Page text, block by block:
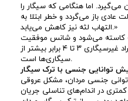
اما هنگامی که سیگار را
باز می‌گردد و خطر ابتلا به
التهاب لثه نیز کاهش می‌یابد.»
کاسته می‌شود و شانس موفقیت
ایمپلنت دندان (کاشت دندان) نیز در افراد غیرسیگاری ۳ تا ۴ برابر بیشتر از
سیگاری‌ها است.
توانایی جنسی با ترک سیگار
جنسی مردان، مشکل عروقی
در اندام‌های تناسلی جریان